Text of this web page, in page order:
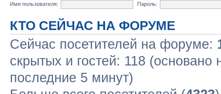
Имя пользователя:
Пароль:
КТО СЕЙЧАС НА ФОРУМЕ
Сейчас посетителей на форуме:
скрытых и гостей: 118 (основано
последние 5 минут)